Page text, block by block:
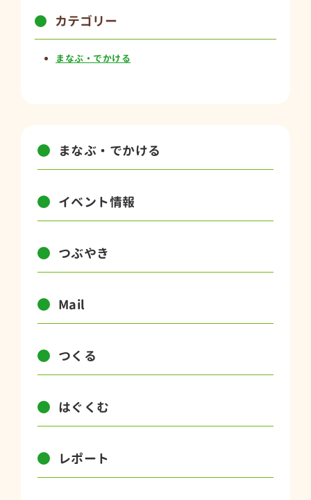
カテゴリー
まなぶ・でかける
まなぶ・でかける
イベント情報
つぶやき
Mail
つくる
はぐくむ
レポート